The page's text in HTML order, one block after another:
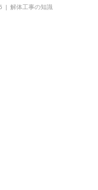
解体工事の知識